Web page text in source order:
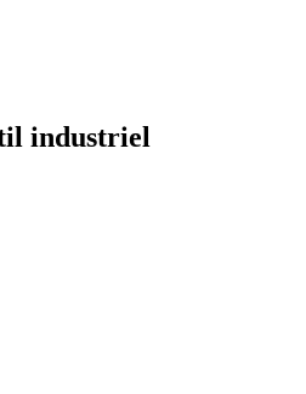
industriel